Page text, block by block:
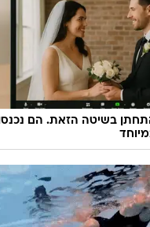
בשיטה הזאת. הם נכנסו